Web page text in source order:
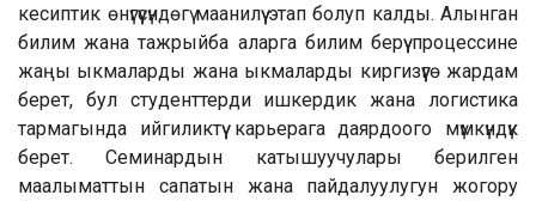
кесиптик өнүгүүсүндөгү маанилүү этап болуп калды. Алынган
билим жана тажрыйба аларга билим берүү процессине
жаңы ыкмаларды жана ыкмаларды киргизүүгө жардам
берет, бул студенттерди ишкердик жана логистика
тармагында ийгиликтүү карьерага даярдоого мүмкүндүк
берет. Семинардын катышуучулары берилген
маалыматтын сапатын жана пайдалуулугун жогору